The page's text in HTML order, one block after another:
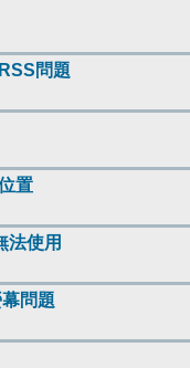
問題
置
法使用
問題